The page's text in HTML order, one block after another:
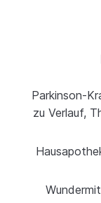
Parkinson-
zu Verlauf,